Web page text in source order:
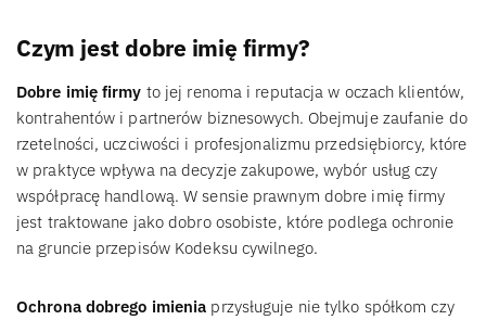
Czym jest dobre imię firmy?
Dobre imię firmy to jej renoma i reputacja w oczach klientów,
kontrahentów i partnerów biznesowych. Obejmuje zaufanie do
rzetelności, uczciwości i profesjonalizmu przedsiębiorcy, które
w praktyce wpływa na decyzje zakupowe, wybór usług czy
współpracę handlową. W sensie prawnym dobre imię firmy
jest traktowane jako dobro osobiste, które podlega ochronie
na gruncie przepisów Kodeksu cywilnego.
Ochrona dobrego imienia przysługuje nie tylko spółkom czy